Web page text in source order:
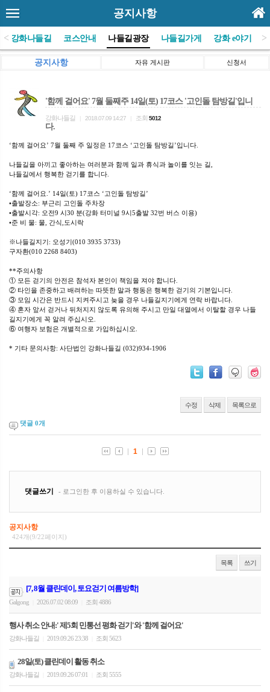
공지사항
<)강화나들길 코스안내 나들길광장 나들길가게 강화 e야기 >
공지사항 자유 게시판 신청서
'함께 걸어요' 7월 둘째주 14일(토) 17코스 '고인돌 탐방길'입니
다.
강화나들길 2018.07.09 14:27 조회 5012
‘함께 걸어요’ 7월 둘째 주 일정은 17코스 ‘고인돌 탐방길’입니다.
나들길을 아끼고 좋아하는 여러분과 함께 일과 휴식과 놀이를 잇는 길,
나들길에서 행복한 걷기를 합니다.
‘함께 걸어요.’ 14일(토) 17코스 ‘고인돌 탐방길’
•출발장소: 부근리 고인돌 주차장
•출발시각: 오전9 시30 분(강화 터미널 9시5출발 32번 버스 이용)
•준 비 물: 물, 간식,도시락
※나들길지기: 오성기(010 3935 3733)
구자환(010 2268 8403)
**주의사항
① 모든 걷기의 안전은 참석자 본인이 책임을 져야 합니다.
② 타인을 존중하고 배려하는 따뜻한 말과 행동은 행복한 걷기의 기본입니다.
③ 모임 시간은 반드시 지켜주시고 늦을 경우 나들길지기에게 연락 바랍니다.
④ 혼자 앞서 걷거나 뒤처지지 않도록 유의해 주시고 만일 대열에서 이탈할 경우 나들
길지기에게 꼭 알려 주십시오.
⑥ 여행자 보험은 개별적으로 가입하십시오.
* 기타 문의사항: 사단법인 강화나들길 (032)934-1906
수정 삭제 목록으로
댓글 0개
공지사항
424개(9/22페이지)
목록 쓰기
[7, 8월 클린데이, 토요걷기 여름방학]
Galgong 2026.07.02 08:09 조회 4886
행사 취소 안내:' 제5회 민통선 평화 걷기'와 '함께 걸어요'
강화나들길 2019.09.26 23:38 조회 5623
28일(토) 클린데이 활동 취소
강화나들길 2019.09.26 07:01 조회 5555